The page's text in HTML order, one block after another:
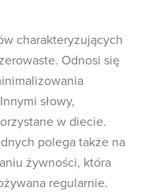
charakteryzujących
Odnosi się
słowy,
w diecie.
polega także na
żywności, która
regularnie.